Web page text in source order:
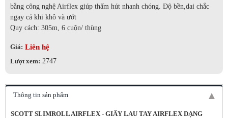
bằng công nghệ Airflex giúp thấm hút nhanh chóng. Độ bền,dai chắc
ngay cả khi khô và ướt
Quy cách: 305m, 6 cuộn/ thùng
Giá: Liên hệ
Lượt xem: 2747
Thông tin sản phẩm
SCOTT SLIMROLL AIRFLEX - GIẤY LAU TAY AIRFLEX DẠNG